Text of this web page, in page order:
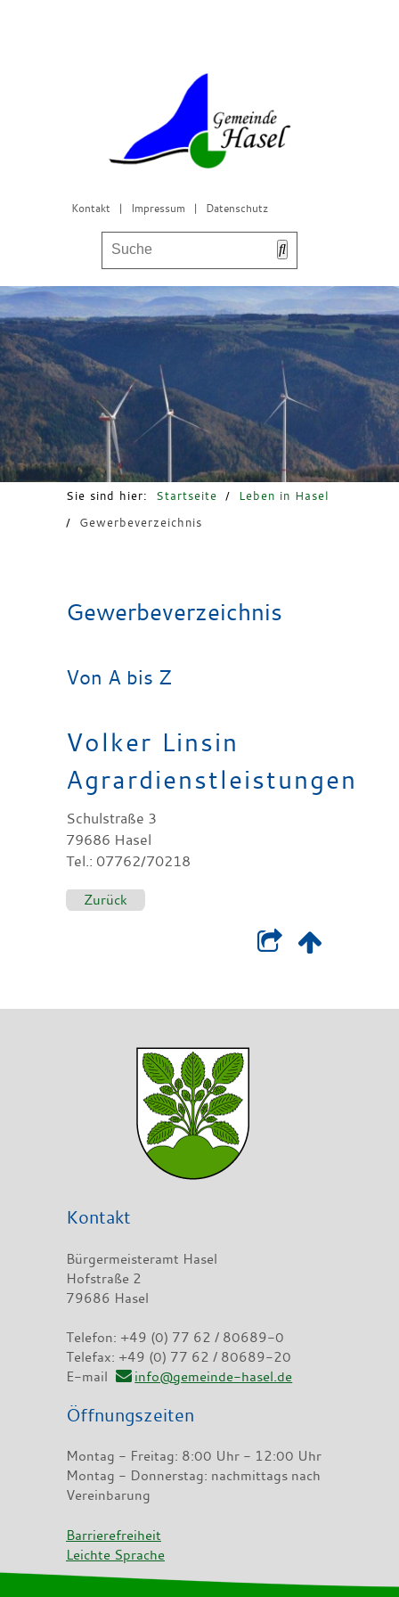
Kontakt | Impressum | Datenschutz
Bürgerservice & Gemeinderat
Leben in Hasel
Freizeit & Tourismus
Sie sind hier: Startseite /
Leben in Hasel
/
Gewerbeverzeichnis
Gewerbeverzeichnis
Von A bis Z
Volker Linsin
Agrardienstleistungen
Schulstraße 3
79686 Hasel
Tel.: 07762/70218
Zurück
Kontakt
Bürgermeisteramt Hasel
Hofstraße 2
79686 Hasel
Telefon: +49 (0) 77 62 / 80689-0
Telefax: +49 (0) 77 62 / 80689-20
E-mail
info@gemeinde-hasel.de
Öffnungszeiten
Montag - Freitag: 8:00 Uhr - 12:00 Uhr
Montag - Donnerstag: nachmittags nach
Vereinbarung
Barrierefreiheit
Leichte Sprache